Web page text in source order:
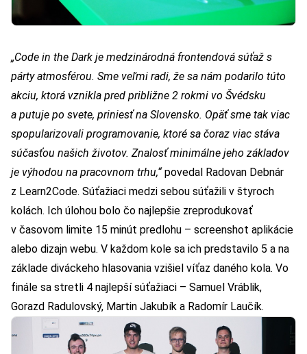
„Code in the Dark je medzinárodná frontendová súťaž s
párty atmosférou. Sme veľmi radi, že sa nám podarilo túto
akciu, ktorá vznikla pred približne 2 rokmi vo Švédsku
a putuje po svete, priniesť na Slovensko. Opäť sme tak viac
spopularizovali programovanie, ktoré sa čoraz viac stáva
súčasťou našich životov. Znalosť minimálne jeho základov
je výhodou na pracovnom trhu,“ povedal Radovan Debnár
z Learn2Code. Súťažiaci medzi sebou súťažili v štyroch
kolách. Ich úlohou bolo čo najlepšie zreprodukovať
v časovom limite 15 minút predlohu – screenshot aplikácie
alebo dizajn webu. V každom kole sa ich predstavilo 5 a na
základe diváckeho hlasovania vzišiel víťaz daného kola. Vo
finále sa stretli 4 najlepší súťažiaci – Samuel Vráblik,
Gorazd Radulovský, Martin Jakubík a Radomír Laučík.